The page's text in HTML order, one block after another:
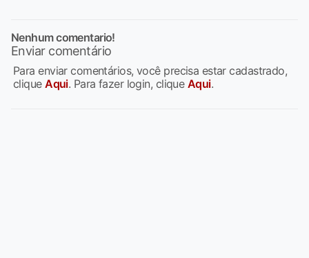
Nenhum comentario!
Enviar comentário
Para enviar comentários, você precisa estar cadastrado,
cliqueAqui. Para fazer login, clique Aqui.